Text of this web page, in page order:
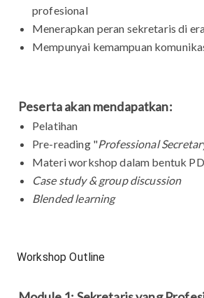
profesional
Menerapkan peran sekretaris di
Mempunyai kemampuan
Peserta akan mendapatkan:
Pelatihan
Pre-reading "Professional
Materi workshop dalam bentuk
Case study & group discussion
Blended learning
Workshop Outline